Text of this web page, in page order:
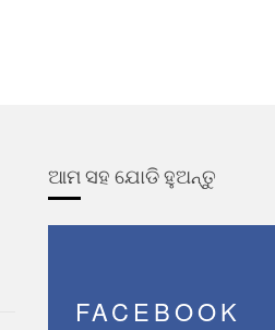
ଆମ ସହ ଯୋଡି ହୁଅନ୍ତୁ
FACEBOOK